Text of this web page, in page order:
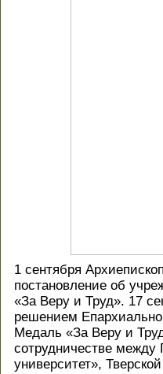
1 сентября
постановление об
«За Веру и Труд». 17
решением
Медаль «За Веру и
сотрудничестве
университет»,